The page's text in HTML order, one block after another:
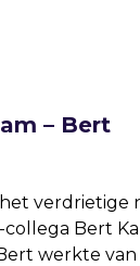
– Bert
verdrietige
Bert
werkte